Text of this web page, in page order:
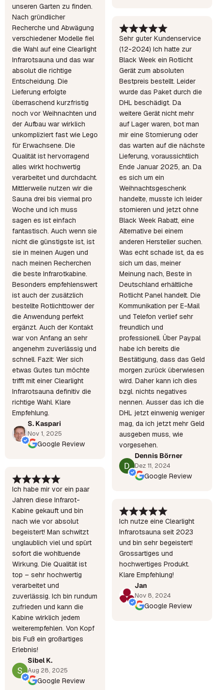
unseren Garten zu finden.
Nach gründlicher
Recherche und Abwägung
verschiedener Modelle fiel
die Wahl auf eine Clearlight
Infrarotsauna und das war
absolut die richtige
Entscheidung. Die
Lieferung erfolgte
überraschend kurzfristig
noch vor Weihnachten und
der Aufbau war wirklich
unkompliziert fast wie Lego
für Erwachsene. Die
Qualität ist hervorragend
alles wirkt hochwertig
verarbeitet und durchdacht.
Mittlerweile nutzen wir die
Sauna drei bis viermal pro
Woche und ich muss
sagen es ist einfach
fantastisch. Auch wenn sie
nicht die günstigste ist, ist
sie in meinen Augen und
nach meinen Recherchen
die beste Infrarotkabine.
Besonders empfehlenswert
ist auch der zusätzlich
bestellte Rotlichttower der
die Anwendung perfekt
ergänzt. Auch der Kontakt
war von Anfang an sehr
angenehm zuverlässig und
schnell. Fazit: Wer sich
etwas Gutes tun möchte
trifft mit einer Clearlight
Infrarotsauna definitiv die
richtige Wahl. Klare
Empfehlung.
S. Kaspari
Nov 1, 2025
Google Review
Ich habe mir vor ein paar
Jahren diese Infrarot-
Kabine gekauft und bin
nach wie vor absolut
begeistert! Man schwitzt
unglaublich viel und spürt
sofort die wohltuende
Wirkung. Die Qualität ist
top – sehr hochwertig
verarbeitet und
zuverlässig. Ich bin rundum
zufrieden und kann die
Kabine wirklich jedem
weiterempfehlen. Von Kopf
bis Fuß ein großartiges
Erlebnis!
Sibel K.
Aug 28, 2025
Google Review
Sehr guter Kundenservice
(12-2024) Ich hatte zur
Black Week ein Rotlicht
Gerät zum absoluten
Bestpreis bestellt. Leider
wurde das Paket durch die
DHL beschädigt. Da
weitere Gerät nicht mehr
auf Lager waren, bot man
mir eine Stornierung oder
das warten auf die nächste
Lieferung, voraussichtlich
Ende Januar 2025, an. Da
es sich um ein
Weihnachtsgeschenk
handelte, musste ich leider
stornieren und jetzt ohne
Black Week Rabatt, eine
Alternative bei einem
anderen Hersteller suchen.
Was echt schade ist, da es
sich um das, meiner
Meinung nach, Beste in
Deutschland erhältliche
Rotlicht Panel handelt. Die
Kommunikation per E-Mail
und Telefon verlief sehr
freundlich und
professionell. Über Paypal
habe ich bereits die
Bestätigung, dass das Geld
morgen zurück überwiesen
wird. Daher kann ich dies
bzgl. nichts negatives
nennen. Ausser das ich die
DHL jetzt einwenig weniger
mag, da ich jetzt mehr Geld
ausgeben muss, wie
vorgesehen.
Dennis Börner
Dez 11, 2024
Google Review
Ich nutze eine Clearlight
Infrarotsauna seit 2023
und bin sehr begeistert!
Grossartiges und
hochwertiges Produkt.
Klare Empfehlung!
Jan
Nov 8, 2024
Google Review